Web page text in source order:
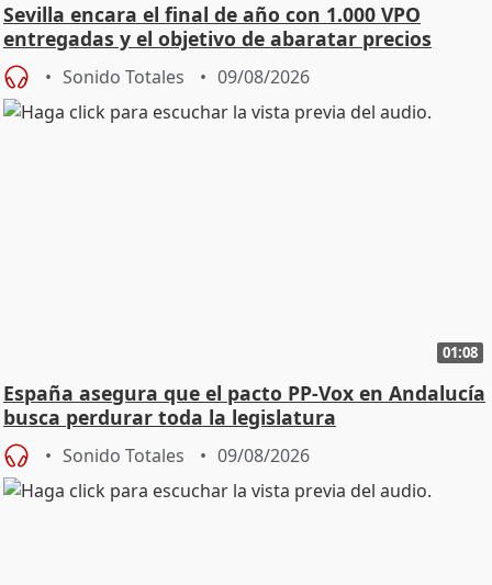
Sevilla encara el final de año con 1.000 VPO
entregadas y el objetivo de abaratar precios
Sonido Totales 09/08/2026
01:08
España asegura que el pacto PP-Vox en Andalucía
busca perdurar toda la legislatura
Sonido Totales 09/08/2026